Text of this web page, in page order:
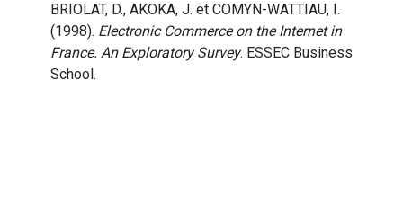
BRIOLAT, D., AKOKA, J. et COMYN-WATTIAU, I.
(1998). Electronic Commerce on the Internet in
France. An Exploratory Survey. ESSEC Business
School.